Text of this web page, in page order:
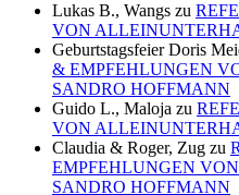
Lukas B., Wangs zu
VON
Geburtstagsfeier Doris
& EMPFEHLUNGEN
SANDRO HOFFMANN
Guido L., Maloja zu
VON
Claudia & Roger, Zug zu
EMPFEHLUNGEN
SANDRO HOFFMANN